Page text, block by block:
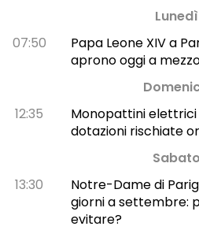
Lunedì
07:50
Papa Leone XIV a
aprono oggi a
12:35
Monopattini elettrici
dotazioni rischiate
Sabato
13:30
Notre-Dame di
giorni a settembre:
evitare?